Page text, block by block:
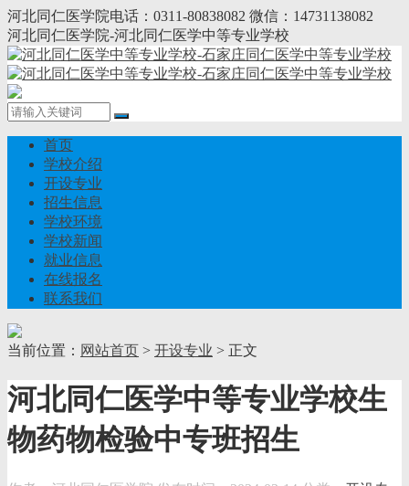
河北同仁医学院电话：0311-80838082 微信：14731138082
河北同仁医学院-河北同仁医学中等专业学校
首页
学校介绍
开设专业
招生信息
学校环境
学校新闻
就业信息
在线报名
联系我们
当前位置： 网站首页 > 开设专业 > 正文
河北同仁医学中等专业学校生
物药物检验中专班招生